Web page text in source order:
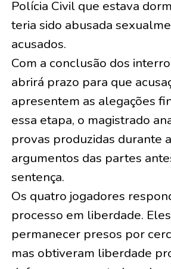
Polícia Civil que estava
teria sido abusada
acusados.
Com a conclusão dos
abrirá prazo para que
apresentem as alegações
essa etapa, o magistrado
provas produzidas durante
argumentos das partes
sentença.
Os quatro jogadores
processo em liberdade.
permanecer presos por
mas obtiveram liberdade